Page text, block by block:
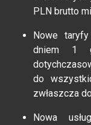
PLN brutto
Nowe
dniem 1
do
zwłaszcza
Nowa